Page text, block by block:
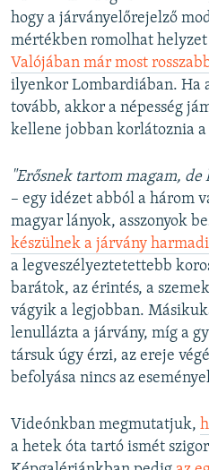
hogy a járványelőrejelző
mértékben romolhat
Valójában már most
ilyenkor Lombardiában. Ha
tovább, akkor a népesség
kellene jobban korlátoznia
"Erősnek tartom magam,
– egy idézet abból a három
magyar lányok, asszonyok
készülnek a járvány
a legveszélyeztetettebb
barátok, az érintés, a
vágyik a legjobban.
lenullázta a járvány, míg a
társuk úgy érzi, az ereje
befolyása nincs az
Videónkban megmutatjuk,
a hetek óta tartó ismét